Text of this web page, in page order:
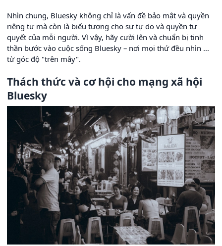
Nhìn chung, Bluesky không chỉ là vấn đề bảo mật và quyền
riêng tư mà còn là biểu tượng cho sự tự do và quyền tự
quyết của mỗi người. Vì vậy, hãy cười lên và chuẩn bị tinh
thần bước vào cuộc sống Bluesky – nơi mọi thứ đều nhìn ...
từ góc độ "trên mây".
Thách thức và cơ hội cho mạng xã hội
Bluesky